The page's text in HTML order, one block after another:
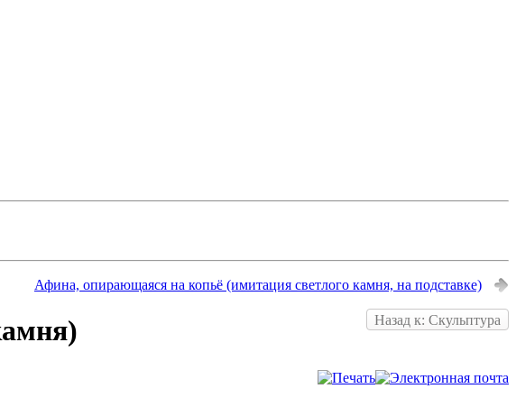
Афина, опирающаяся на копьё (имитация светлого камня, на подставке)
Назад к: Скульптура